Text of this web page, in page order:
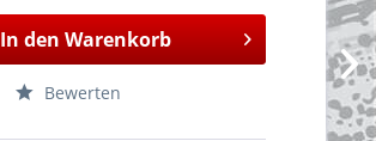
In den Warenkorb
Bewerten